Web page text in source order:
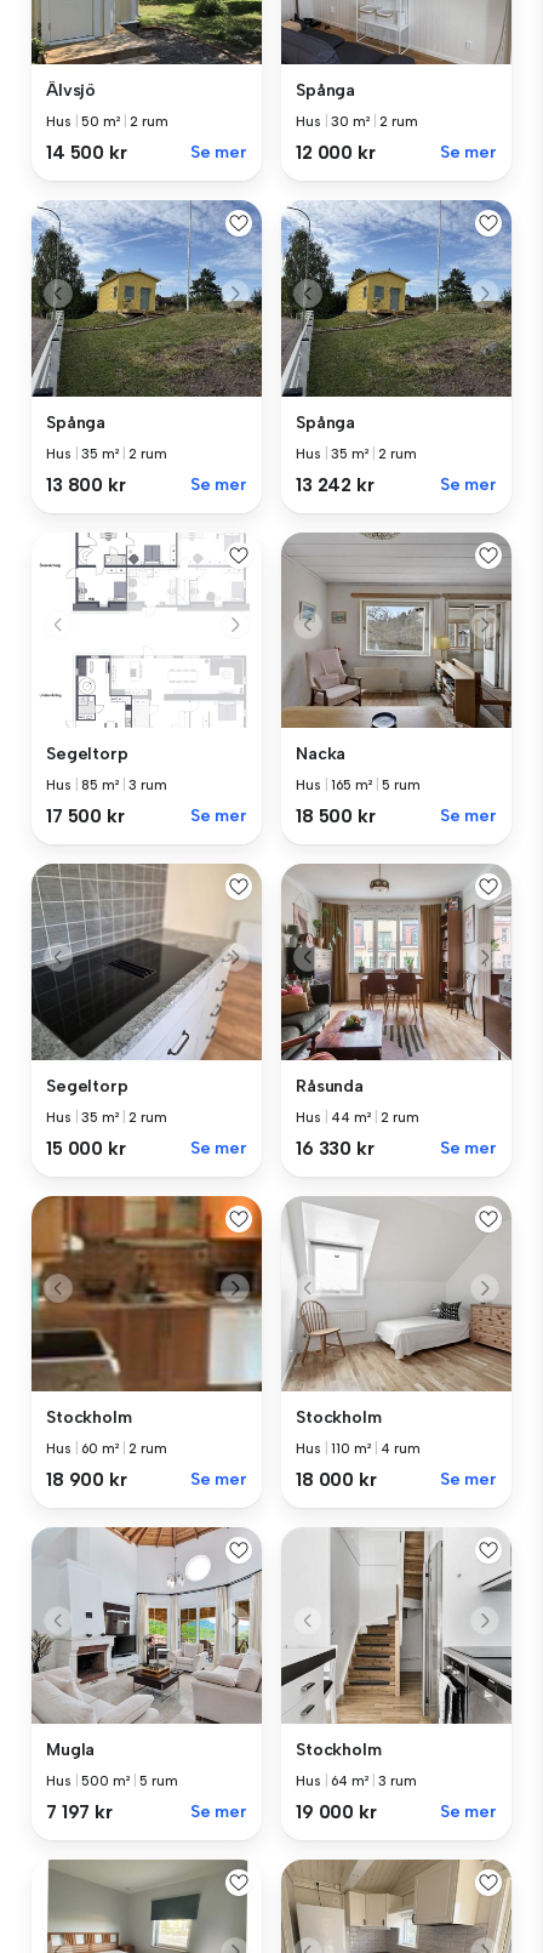
Älvsjö
Hus |50 m² |2 rum
14 500 kr Se mer
Spånga
Hus |30 m² |2 rum
12 000 kr Se mer
Spånga
Hus |35 m² |2 rum
13 800 kr Se mer
Spånga
Hus |35 m² |2 rum
13 242 kr Se mer
Segeltorp
Hus |85 m² |3 rum
17 500 kr Se mer
Nacka
Hus |165 m² |5 rum
18 500 kr Se mer
Segeltorp
Hus |35 m² |2 rum
15 000 kr Se mer
Råsunda
Hus 44 m² |2 rum
16 330 kr Se mer
Stockholm
Hus 60 m² |2 rum
18 900 kr Se mer
Stockholm
Hus |110 m² 4 rum
18 000 kr Se mer
Mugla
Hus |500 m² |5 rum
7 197 kr Se mer
Stockholm
Hus 64 m² |3 rum
19 000 kr Se mer